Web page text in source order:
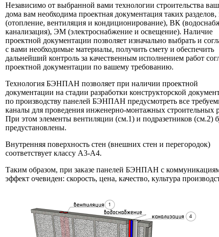
Независимо от выбранной вами технологии строительства
дома вам необходима проектная документация таких
(отопление, вентиляция и кондиционирование), ВК
канализация), ЭМ (электроснабжение и освещение). Наличие
проектной документации позволяет изначально выбрать и
с вами необходимые материалы, получить смету и обеспечить
дальнейший контроль за качественным исполнением работ
проектной документации по вашему требованию.
Технология БЭНПАН позволяет при наличии проектной
документации на стадии разработки конструкторской
по производству панелей БЭНПАН предусмотреть все
каналы для проведения инженерно-монтажных строительных
При этом элементы вентиляции (см.1) и подразетников (см.2)
предустановлены.
Внутренняя поверхность стен (внешних стен и перегородок)
соответствует классу А3-А4.
Таким образом, при заказе панелей БЭНПАН с
эффект очевиден: скорость, цена, качество, культура